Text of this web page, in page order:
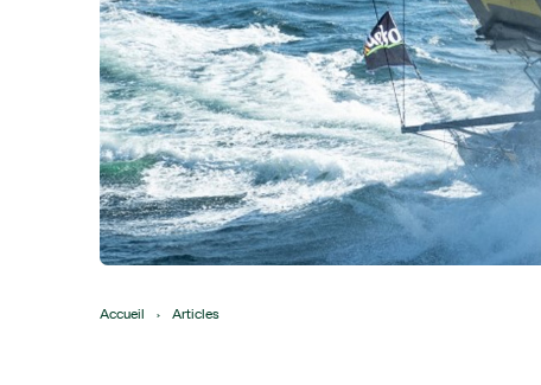
Accueil › Articles